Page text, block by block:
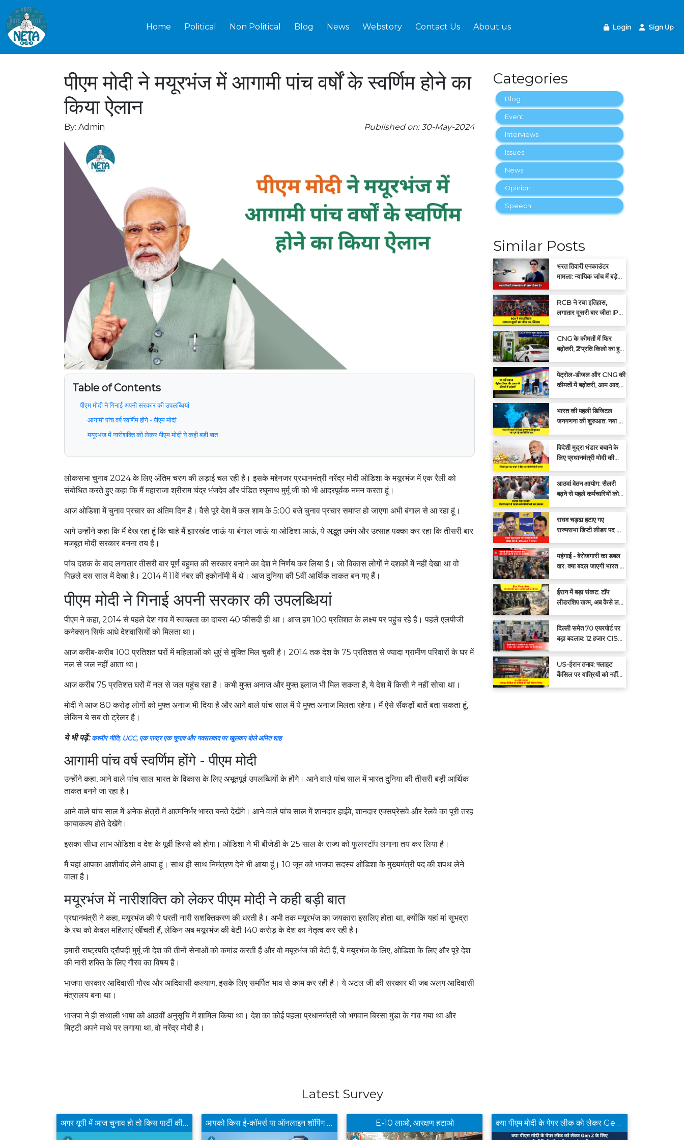
Home Political Non Political Blog News Webstory Contact Us About us Login Sign Up
पीएम मोदी ने मयूरभंज में आगामी पांच वर्षों के स्वर्णिम होने का
किया ऐलान
By: Admin Published on: 30-May-2024
Table of Contents
पीएम मोदी ने गिनाई अपनी सरकार की उपलब्धियां
आगामी पांच वर्ष स्वर्णिम होंगे - पीएम मोदी
मयूरभंज में नारीशक्ति को लेकर पीएम मोदी ने कही बड़ी बात
लोकसभा चुनाव 2024 के लिए अंतिम चरण की लड़ाई चल रही है। इसके मद्देनजर प्रधानमंत्री नरेंद्र मोदी ओडिशा के मयूरभंज में एक रैली को
संबोधित करते हुए कहा कि मैं महाराजा श्रीराम चंद्र भंजदेव और पंडित रघुनाथ मुर्मू जी को भी आदरपूर्वक नमन करता हूं।
आज ओडिशा में चुनाव प्रचार का अंतिम दिन है। वैसे पूरे देश में कल शाम के 5:00 बजे चुनाव प्रचार समाप्त हो जाएगा अभी बंगाल से आ रहा हूं।
आगे उन्होंने कहा कि मैं देख रहा हूं कि चाहे मैं झारखंड जाऊं या बंगाल जाऊं या ओडिशा आऊं, ये अद्भूत उमंग और उत्साह पक्का कर रहा कि तीसरी बार
मजबूत मोदी सरकार बनना तय है।
पांच दशक के बाद लगातार तीसरी बार पूर्ण बहुमत की सरकार बनाने का देश ने निर्णय कर लिया है। जो विकास लोगों ने दशकों में नहीं देखा था वो
पिछले दस साल में देखा है। 2014 में 11वें नंबर की इकोनॉमी में थे। आज दुनिया की 5वीं आर्थिक ताकत बन गए हैं।
पीएम मोदी ने गिनाई अपनी सरकार की उपलब्धियां
पीएम ने कहा, 2014 से पहले देश गांव में स्वच्छता का दायरा 40 फीसदी ही था। आज हम 100 प्रतिशत के लक्ष्य पर पहुंच रहे हैं। पहले एलपीजी
कनेक्सन सिर्फ आधे देशवासियों को मिलता था।
आज करीब-करीब 100 प्रतिशत घरों में महिलाओं को धुएं से मुक्ति मिल चुकी है। 2014 तक देश के 75 प्रतिशत से ज्यादा ग्रामीण परिवारों के घर में
नल से जल नहीं आता था।
आज करीब 75 प्रतिशत घरों में नल से जल पहुंच रहा है। कभी मुफ्त अनाज और मुफ्त इलाज भी मिल सकता है, ये देश में किसी ने नहीं सोचा था।
मोदी ने आज 80 करोड़ लोगों को मुफ्त अनाज भी दिया है और आने वाले पांच साल में ये मुफ्त अनाज मिलता रहेगा। मैं ऐसे सैंकड़ों बातें बता सकता हूं,
लेकिन ये सब तो ट्रेलर है।
ये भी पढ़ें: कश्मीर नीति, UCC, एक राष्ट्र एक चुनाव और नक्सलवाद पर खुलकर बोले अमित शाह
आगामी पांच वर्ष स्वर्णिम होंगे - पीएम मोदी
उन्होंने कहा, आने वाले पांच साल भारत के विकास के लिए अभूतपूर्व उपलब्धियों के होंगे। आने वाले पांच साल में भारत दुनिया की तीसरी बड़ी आर्थिक
ताकत बनने जा रहा है।
आने वाले पांच साल में अनेक क्षेत्रों में आत्मनिर्भर भारत बनते देखेंगे। आने वाले पांच साल में शानदार हाईवे, शानदार एक्सप्रेसवे और रेलवे का पूरी तरह
कायाकल्प होते देखेंगे।
इसका सीधा लाभ ओडिशा व देश के पूर्वी हिस्से को होगा। ओडिशा ने भी बीजेडी के 25 साल के राज्य को फुलस्टॉप लगाना तय कर लिया है।
मैं यहां आपका आशीर्वाद लेने आया हूं। साथ ही साथ निमंत्रण देने भी आया हूं। 10 जून को भाजपा सदस्य ओडिशा के मुख्यमंत्री पद की शपथ लेने
वाला है।
मयूरभंज में नारीशक्ति को लेकर पीएम मोदी ने कही बड़ी बात
प्रधानमंत्री ने कहा, मयूरभंज की ये धरती नारी सशक्तिकरण की धरती है। अभी तक मयूरभंज का जयकारा इसलिए होता था, क्योंकि यहां मां सुभद्रा
के रथ को केवल महिलाएं खींचती हैं, लेकिन अब मयूरभंज की बेटी 140 करोड़ के देश का नेतृत्व कर रही है।
हमारी राष्ट्रपति द्रौपदी मुर्मू जी देश की तीनों सेनाओं को कमांड करती हैं और वो मयूरभंज की बेटी हैं, ये मयूरभंज के लिए, ओडिशा के लिए और पूरे देश
की नारी शक्ति के लिए गौरव का विषय है।
भाजपा सरकार आदिवासी गौरव और आदिवासी कल्याण, इसके लिए समर्पित भाव से काम कर रही है। ये अटल जी की सरकार थी जब अलग आदिवासी
मंत्रालय बना था।
भाजपा ने ही संथाली भाषा को आठवीं अनुसूचि में शामिल किया था। देश का कोई पहला प्रधानमंत्री जो भगवान बिरसा मुंडा के गांव गया था और
मिट्टी अपने माथे पर लगाया था, वो नरेंद्र मोदी है।
Categories
Blog
Event
Interviews
Issues
News
Opinion
Speech
Similar Posts
भरत तिवारी एनकाउंटर
मामला: न्यायिक जांच में बड़े
RCB ने रचा इतिहास,
लगातार दूसरी बार जीता IPL
CNG के कीमतों में फिर
बढ़ोतरी, ₹2 प्रति किलो का हुआ
पेट्रोल-डीजल और CNG की
कीमतों में बढ़ोतरी, आम आदमी
भारत की पहली डिजिटल
जनगणना की शुरुआत: नया युग
विदेशी मुद्रा भंडार बचाने के
लिए प्रधानमंत्री मोदी की
आठवां वेतन आयोग: सैलरी
बढ़ने से पहले कर्मचारियों को
राघव चड्ढा हटाए गए
राज्यसभा डिप्टी लीडर पद से,
महंगाई - बेरोजगारी का डबल
वार: क्या बदल जाएगी भारत की
ईरान में बड़ा संकट: टॉप
लीडरशिप खत्म, अब कैसे लड़ी
दिल्ली समेत 70 एयरपोर्ट पर
बड़ा बदलाव: 12 हजार CISF
संभालेंगे सुरक्षा
US-ईरान तनाव: फ्लाइट
कैंसिल पर यात्रियों को नहीं
Latest Survey
अगर यूपी में आज चुनाव हो तो किस पार्टी की सरकार बनेगी ? आपको किस ई-कॉमर्स या ऑनलाइन शॉपिंग ऐप से खरीददारी करना सबसे फायदेमंद लगता है ? E-10 लाओ, आरक्षण हटाओ क्या पीएम मोदी के पेपर लीक को लेकर Gen Z के लिए जारी वीडियो संदेश से आप संतुष्ट हैं ?